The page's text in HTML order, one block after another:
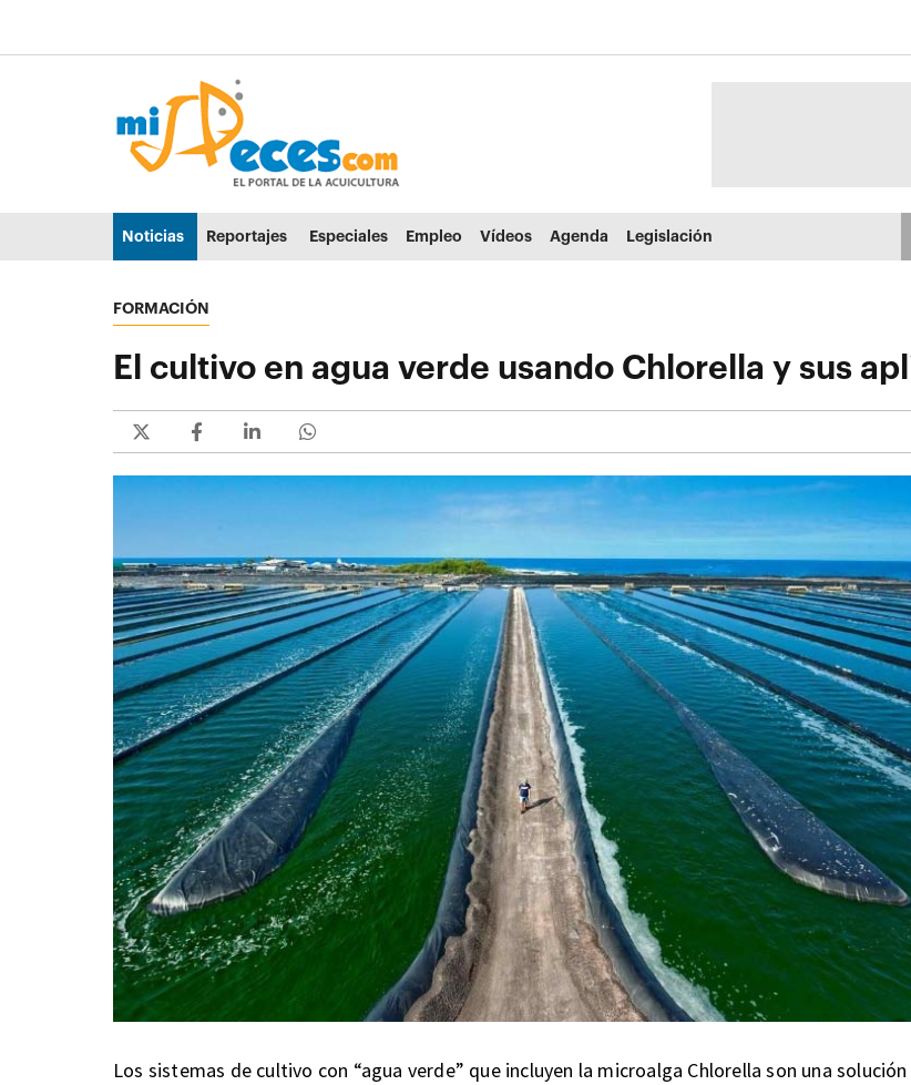
Ir al menú principal (alt + u)
Noticias Reportajes Especiales Empleo Vídeos Agenda Legislación
FORMACIÓN
El cultivo en agua verde usando Chlorella y sus
Los sistemas de cultivo con “agua verde” que incluyen la microalga Chlorella son una